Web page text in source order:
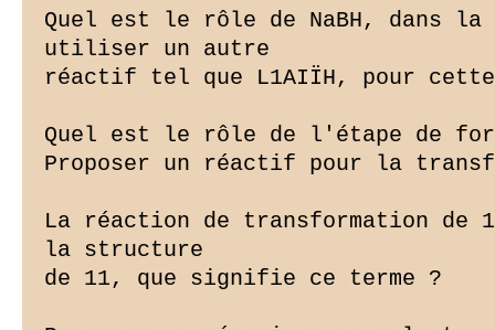
Quel est le rôle de NaBH, dans
utiliser un autre
réactif tel que L1AIÏH, pour
Quel est le rôle de l'étape de
Proposer un réactif pour la
La réaction de transformation de
la structure
de 11, que signifie ce terme ?